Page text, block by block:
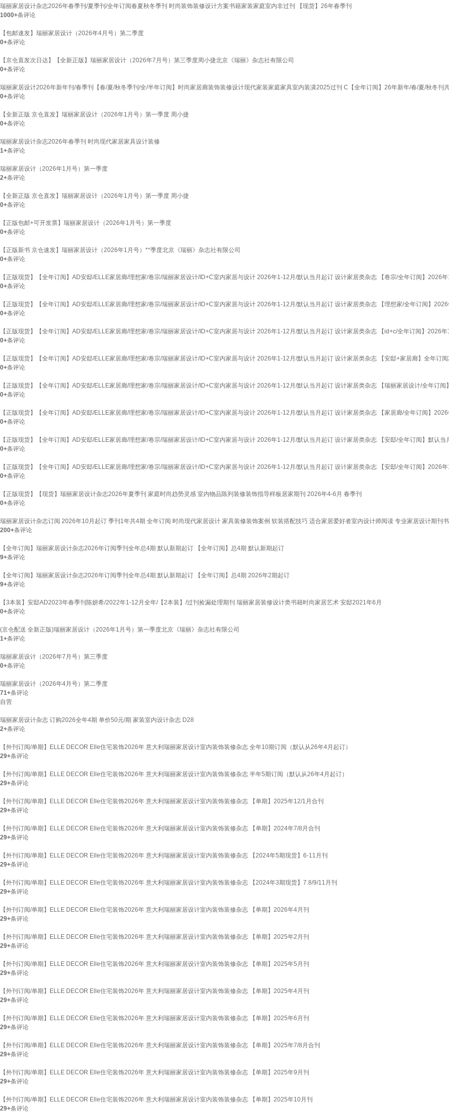
瑞丽家居设计杂志2026年春季刊/夏季刊/全年订阅春夏秋冬季刊 时尚装饰装修设计方案书籍家装家庭室内非过刊 【现货】26年春季刊
1000+条评论
【包邮速发】瑞丽家居设计（2026年4月号）第二季度
0+条评论
【京仓直发次日达】【全新正版】瑞丽家居设计（2026年7月号）第三季度周小捷北京《瑞丽》杂志社有限公司
0+条评论
瑞丽家居设计2026年新年刊/春季刊【春/夏/秋冬季刊/全/半年订阅】时尚家居廊装饰装修设计现代家装家庭家具室内装潢2025过刊 C【全年订阅】26年新年/春/夏/秋冬刊
0+条评论
【全新正版 京仓直发】瑞丽家居设计（2026年1月号）第一季度 周小捷
0+条评论
瑞丽家居设计杂志2026年春季刊 时尚现代家居家具设计装修
1+条评论
瑞丽家居设计（2026年1月号）第一季度
2+条评论
【全新正版 京仓直发】瑞丽家居设计（2026年1月号）第一季度 周小捷
0+条评论
【正版包邮+可开发票】瑞丽家居设计（2026年1月号）第一季度
0+条评论
【正版新书 京仓速发】瑞丽家居设计（2026年1月号）**季度北京《瑞丽》杂志社有限公司
0+条评论
【正版现货】【全年订阅】AD安邸/ELLE家居廊/理想家/卷宗/瑞丽家居设计/ID+C室内家居与设计 2026年1-12月/默认当月起订 设计家居类杂志 【卷宗/全年订阅】2026
0+条评论
【正版现货】【全年订阅】AD安邸/ELLE家居廊/理想家/卷宗/瑞丽家居设计/ID+C室内家居与设计 2026年1-12月/默认当月起订 设计家居类杂志 【理想家/全年订阅】
0+条评论
【正版现货】【全年订阅】AD安邸/ELLE家居廊/理想家/卷宗/瑞丽家居设计/ID+C室内家居与设计 2026年1-12月/默认当月起订 设计家居类杂志 【id+c/全年订阅】2026
0+条评论
【正版现货】【全年订阅】AD安邸/ELLE家居廊/理想家/卷宗/瑞丽家居设计/ID+C室内家居与设计 2026年1-12月/默认当月起订 设计家居类杂志 【安邸+家居廊】全年订
0+条评论
【正版现货】【全年订阅】AD安邸/ELLE家居廊/理想家/卷宗/瑞丽家居设计/ID+C室内家居与设计 2026年1-12月/默认当月起订 设计家居类杂志 【瑞丽家居设计/全年订
0+条评论
【正版现货】【全年订阅】AD安邸/ELLE家居廊/理想家/卷宗/瑞丽家居设计/ID+C室内家居与设计 2026年1-12月/默认当月起订 设计家居类杂志 【家居廊/全年订阅】
0+条评论
【正版现货】【全年订阅】AD安邸/ELLE家居廊/理想家/卷宗/瑞丽家居设计/ID+C室内家居与设计 2026年1-12月/默认当月起订 设计家居类杂志 【安邸/全年订阅】默认当
0+条评论
【正版现货】【全年订阅】AD安邸/ELLE家居廊/理想家/卷宗/瑞丽家居设计/ID+C室内家居与设计 2026年1-12月/默认当月起订 设计家居类杂志 【安邸/全年订阅】2026
0+条评论
【正版现货】【现货】瑞丽家居设计杂志2026年夏季刊 家庭时尚趋势灵感 室内物品陈列装修装饰指导样板居家期刊 2026年4-6月 春季刊
0+条评论
瑞丽家居设计杂志订阅 2026年10月起订 季刊1年共4期 全年订阅 时尚现代家居设计 家具装修装饰案例 软装搭配技巧 适合家居爱好者室内设计师阅读 专业家居设计期刊
200+条评论
【全年订阅】瑞丽家居设计杂志2026年订阅季刊全年总4期 默认新期起订 【全年订阅】总4期 默认新期起订
9+条评论
【全年订阅】瑞丽家居设计杂志2026年订阅季刊全年总4期 默认新期起订 【全年订阅】总4期 2026年2期起订
9+条评论
【3本装】安邸AD2023年春季刊陈妍希/2022年1-12月全年/【2本装】/过刊捡漏处理期刊 瑞丽家居装修设计类书籍时尚家居艺术 安邸2021年6月
0+条评论
(京仓配送 全新正版)瑞丽家居设计（2026年1月号）第一季度北京《瑞丽》杂志社有限公司
1+条评论
瑞丽家居设计（2026年7月号）第三季度
0+条评论
瑞丽家居设计（2026年4月号）第二季度
71+条评论
自营
瑞丽家居设计杂志 订购2026全年4期 单价50元/期 家装室内设计杂志 D28
2+条评论
【外刊订阅/单期】ELLE DECOR Elle住宅装饰2026年 意大利瑞丽家居设计室内装饰装修杂志 全年10期订阅（默认从26年4月起订）
29+条评论
【外刊订阅/单期】ELLE DECOR Elle住宅装饰2026年 意大利瑞丽家居设计室内装饰装修杂志 半年5期订阅（默认从26年4月起订）
29+条评论
【外刊订阅/单期】ELLE DECOR Elle住宅装饰2026年 意大利瑞丽家居设计室内装饰装修杂志 【单期】2025年12/1月合刊
29+条评论
【外刊订阅/单期】ELLE DECOR Elle住宅装饰2026年 意大利瑞丽家居设计室内装饰装修杂志 【单期】2024年7/8月合刊
29+条评论
【外刊订阅/单期】ELLE DECOR Elle住宅装饰2026年 意大利瑞丽家居设计室内装饰装修杂志 【2024年5期现货】6-11月刊
29+条评论
【外刊订阅/单期】ELLE DECOR Elle住宅装饰2026年 意大利瑞丽家居设计室内装饰装修杂志 【2024年3期现货】7.8/9/11月刊
29+条评论
【外刊订阅/单期】ELLE DECOR Elle住宅装饰2026年 意大利瑞丽家居设计室内装饰装修杂志 【单期】2026年4月刊
29+条评论
【外刊订阅/单期】ELLE DECOR Elle住宅装饰2026年 意大利瑞丽家居设计室内装饰装修杂志 【单期】2025年2月刊
29+条评论
【外刊订阅/单期】ELLE DECOR Elle住宅装饰2026年 意大利瑞丽家居设计室内装饰装修杂志 【单期】2025年5月刊
29+条评论
【外刊订阅/单期】ELLE DECOR Elle住宅装饰2026年 意大利瑞丽家居设计室内装饰装修杂志 【单期】2025年4月刊
29+条评论
【外刊订阅/单期】ELLE DECOR Elle住宅装饰2026年 意大利瑞丽家居设计室内装饰装修杂志 【单期】2025年6月刊
29+条评论
【外刊订阅/单期】ELLE DECOR Elle住宅装饰2026年 意大利瑞丽家居设计室内装饰装修杂志 【单期】2025年7/8月合刊
29+条评论
【外刊订阅/单期】ELLE DECOR Elle住宅装饰2026年 意大利瑞丽家居设计室内装饰装修杂志 【单期】2025年9月刊
29+条评论
【外刊订阅/单期】ELLE DECOR Elle住宅装饰2026年 意大利瑞丽家居设计室内装饰装修杂志 【单期】2025年10月刊
29+条评论